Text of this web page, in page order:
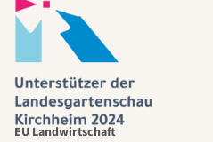
EU Landwirtschaft